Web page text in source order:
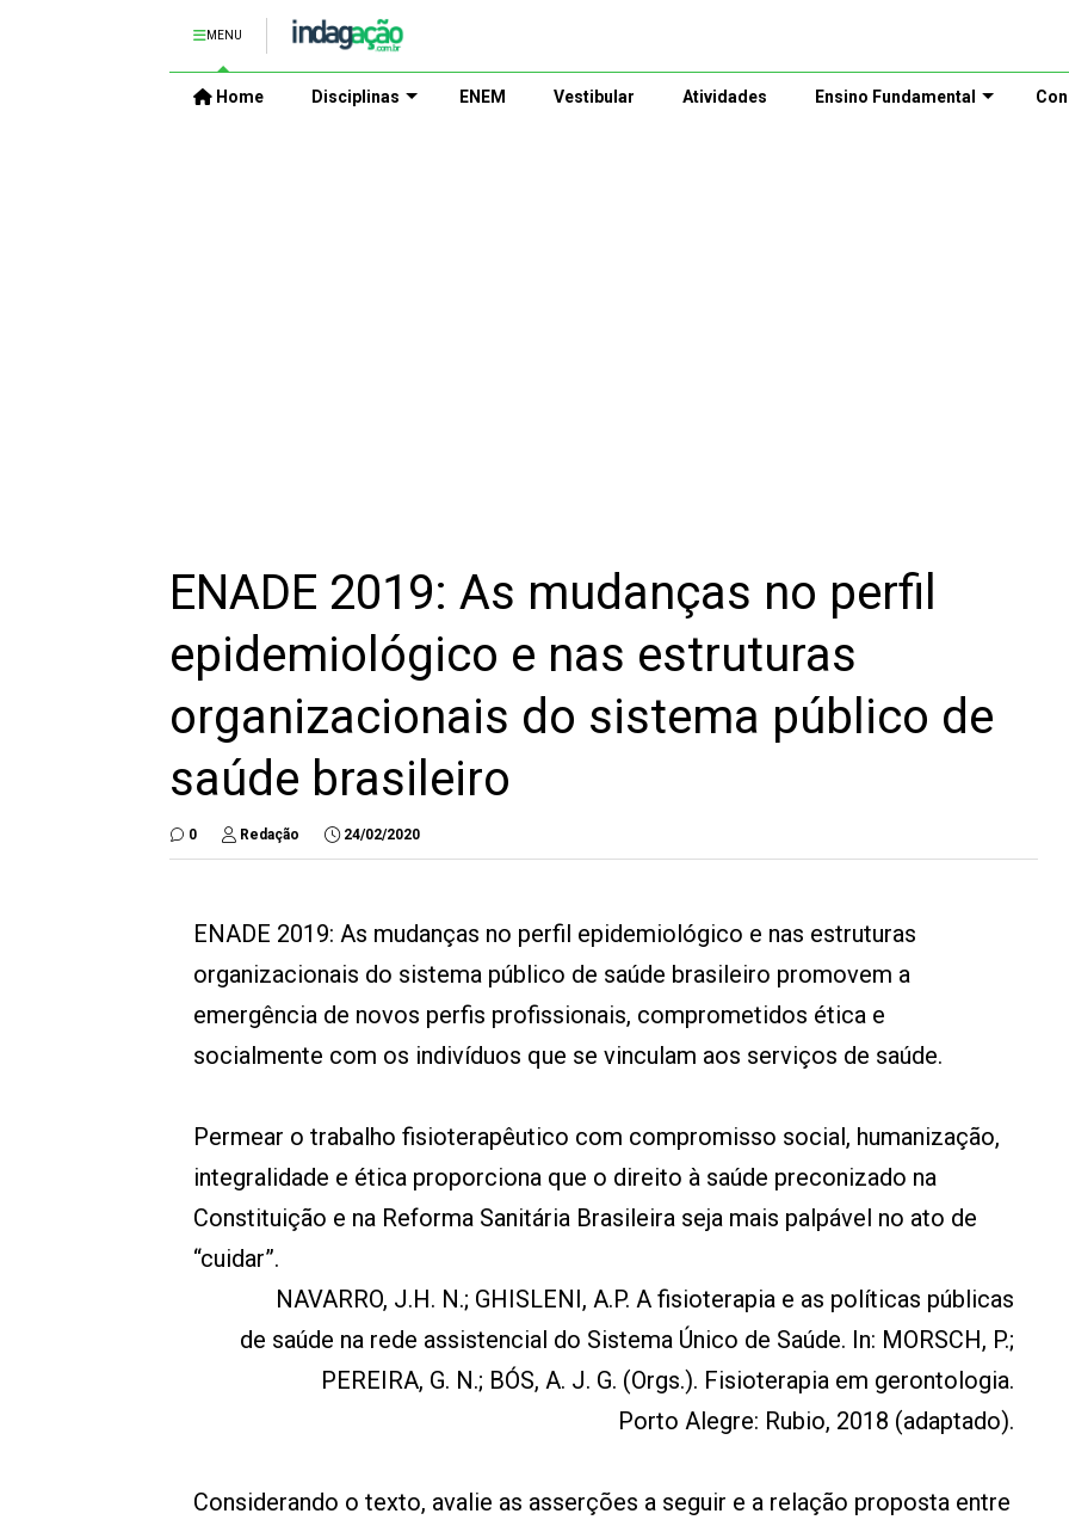
MENU
Home Disciplinas ENEM Vestibular Atividades Ensino Fundamental
ENADE 2019: As mudanças no perfil
epidemiológico e nas estruturas
organizacionais do sistema público de
saúde brasileiro
0 Redação 24/02/2020
ENADE 2019: As mudanças no perfil epidemiológico e nas estruturas
organizacionais do sistema público de saúde brasileiro promovem a
emergência de novos perfis profissionais, comprometidos ética e
socialmente com os indivíduos que se vinculam aos serviços de saúde.
Permear o trabalho fisioterapêutico com compromisso social, humanização,
integralidade e ética proporciona que o direito à saúde preconizado na
Constituição e na Reforma Sanitária Brasileira seja mais palpável no ato de
“cuidar”.
NAVARRO, J.H. N.; GHISLENI, A.P. A fisioterapia e as políticas públicas
de saúde na rede assistencial do Sistema Único de Saúde. In: MORSCH, P.;
PEREIRA, G. N.; BÓS, A. J. G. (Orgs.). Fisioterapia em gerontologia.
Porto Alegre: Rubio, 2018 (adaptado).
Considerando o texto, avalie as asserções a seguir e a relação proposta entre